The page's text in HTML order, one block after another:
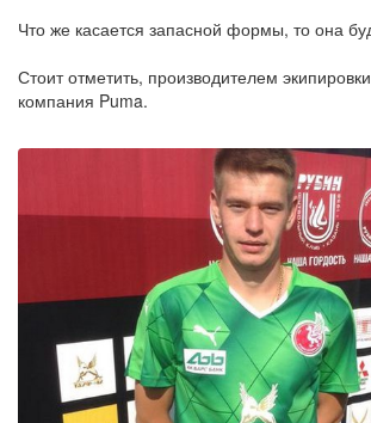
Что же касается запасной формы, то она
Стоит отметить, производителем
компания Puma.